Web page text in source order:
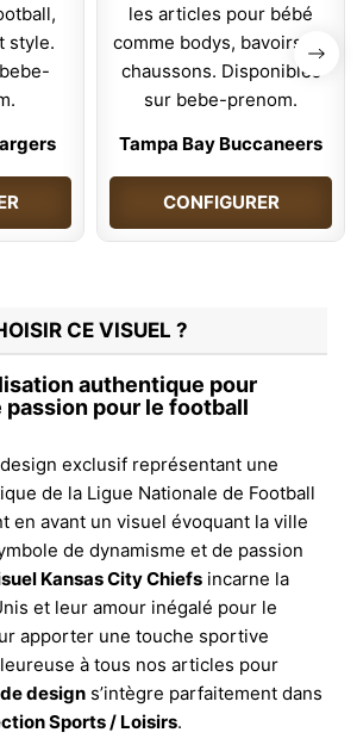
Tampa Bay Buccaneers
CONFIGURER
CE VISUEL ?
authentique pour
pour le football
exclusif représentant une
de la Ligue Nationale de Football
en avant un visuel évoquant la ville
de dynamisme et de passion
Kansas City Chiefs incarne la
et leur amour inégalé pour le
apporter une touche sportive
à tous nos articles pour
design s’intègre parfaitement dans
Sports / Loisirs.